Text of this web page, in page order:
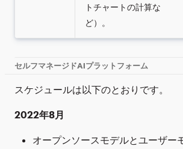
トチャートの計算な
ど）。
セルフマネージドAIプラットフォーム
スケジュールは以下のとおりです。
2022年8月
オープンソースモデルとユーザー